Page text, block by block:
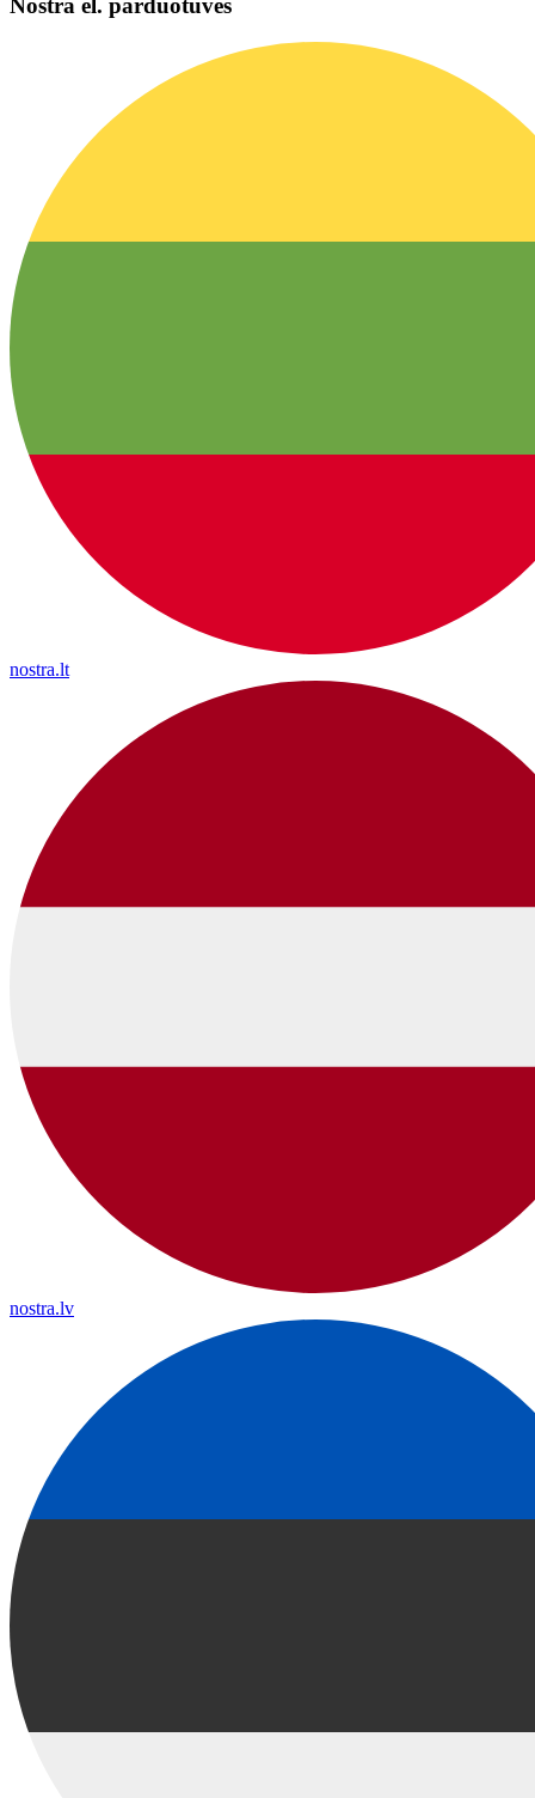
Nostra el. parduotuvės
nostra.lt
nostra.lv